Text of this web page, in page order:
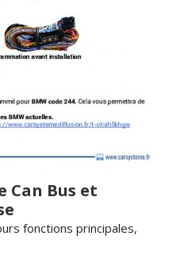
Can Bus et
fonctions principales,